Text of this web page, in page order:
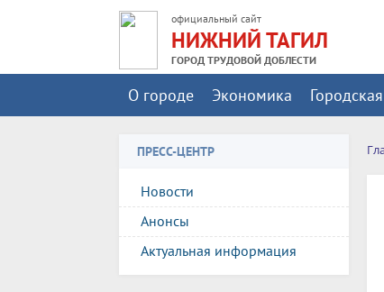
официальный сайт
НИЖНИЙ ТАГИЛ
ГОРОД ТРУДОВОЙ ДОБЛЕСТИ
О городе Экономика
ПРЕСС-ЦЕНТР
Новости
Анонсы
Актуальная информация